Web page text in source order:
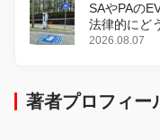
SAやPAの
法律的にど
2026.08.07
著者プロフィー